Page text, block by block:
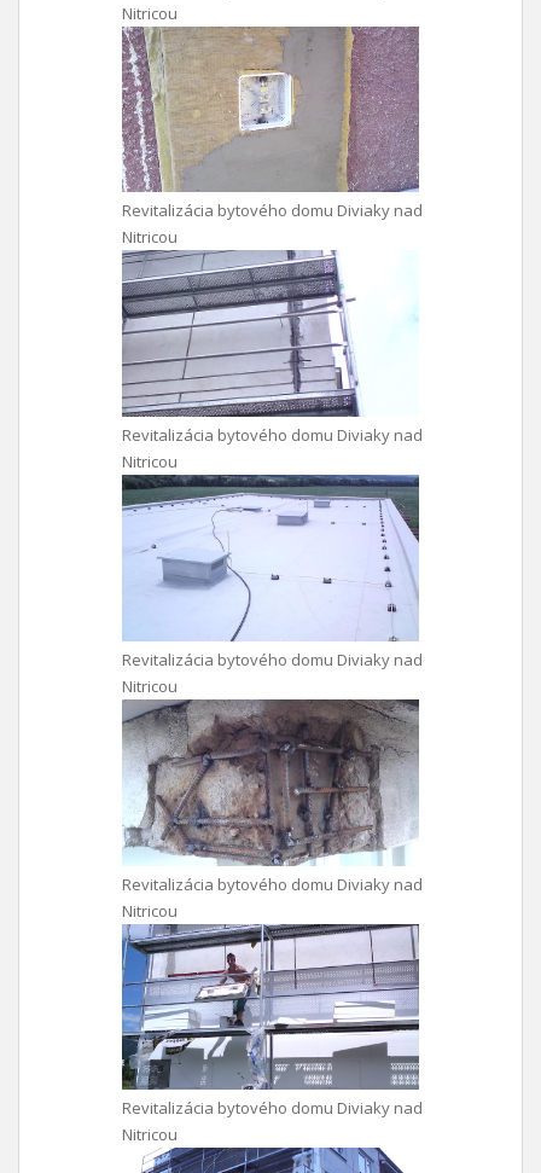
Nitricou
Revitalizácia bytového domu Diviaky nad
Nitricou
Revitalizácia bytového domu Diviaky nad
Nitricou
Revitalizácia bytového domu Diviaky nad
Nitricou
Revitalizácia bytového domu Diviaky nad
Nitricou
Revitalizácia bytového domu Diviaky nad
Nitricou